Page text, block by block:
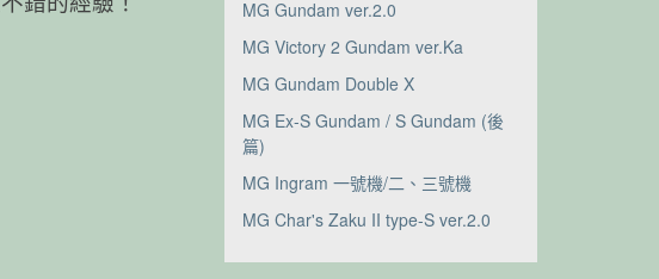
MG Gundam ver.2.0
MG Victory 2 Gundam ver.Ka
MG Gundam Double X
MG Ex-S Gundam / S Gundam (後
篇)
MG Ingram 一號機/二、三號機
MG Char's Zaku II type-S ver.2.0